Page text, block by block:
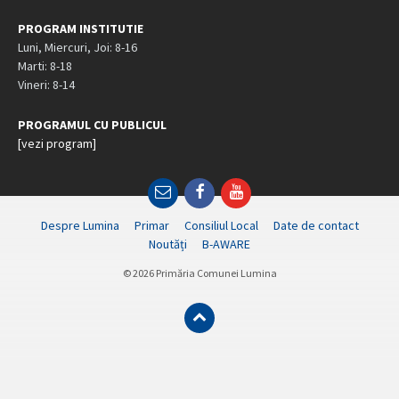
PROGRAM INSTITUTIE
Luni, Miercuri, Joi: 8-16
Marti: 8-18
Vineri: 8-14
PROGRAMUL CU PUBLICUL
[vezi program]
EmailFacebookYouTube
Despre Lumina Primar Consiliul Local
Date de contact
Noutăți
B-AWARE
© 2026 Primăria Comunei Lumina